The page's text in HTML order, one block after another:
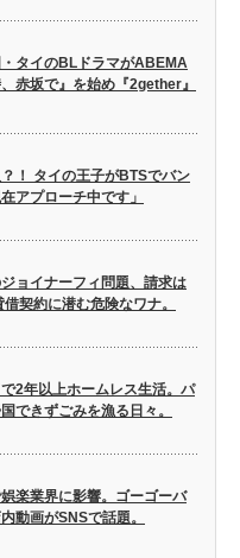
・タイのBLドラマがABEMA
赤坂で』を始め『2gether』
！ タイの王子がBTSでバン
アプローチ中です」
ョイナーフィ問題、請求は
契約に潜む危険なワナ。
2年以上ホームレス生活。パ
できずごみを漁る日々。
楽業界に影響。ゴーゴーバ
動画がSNSで話題。